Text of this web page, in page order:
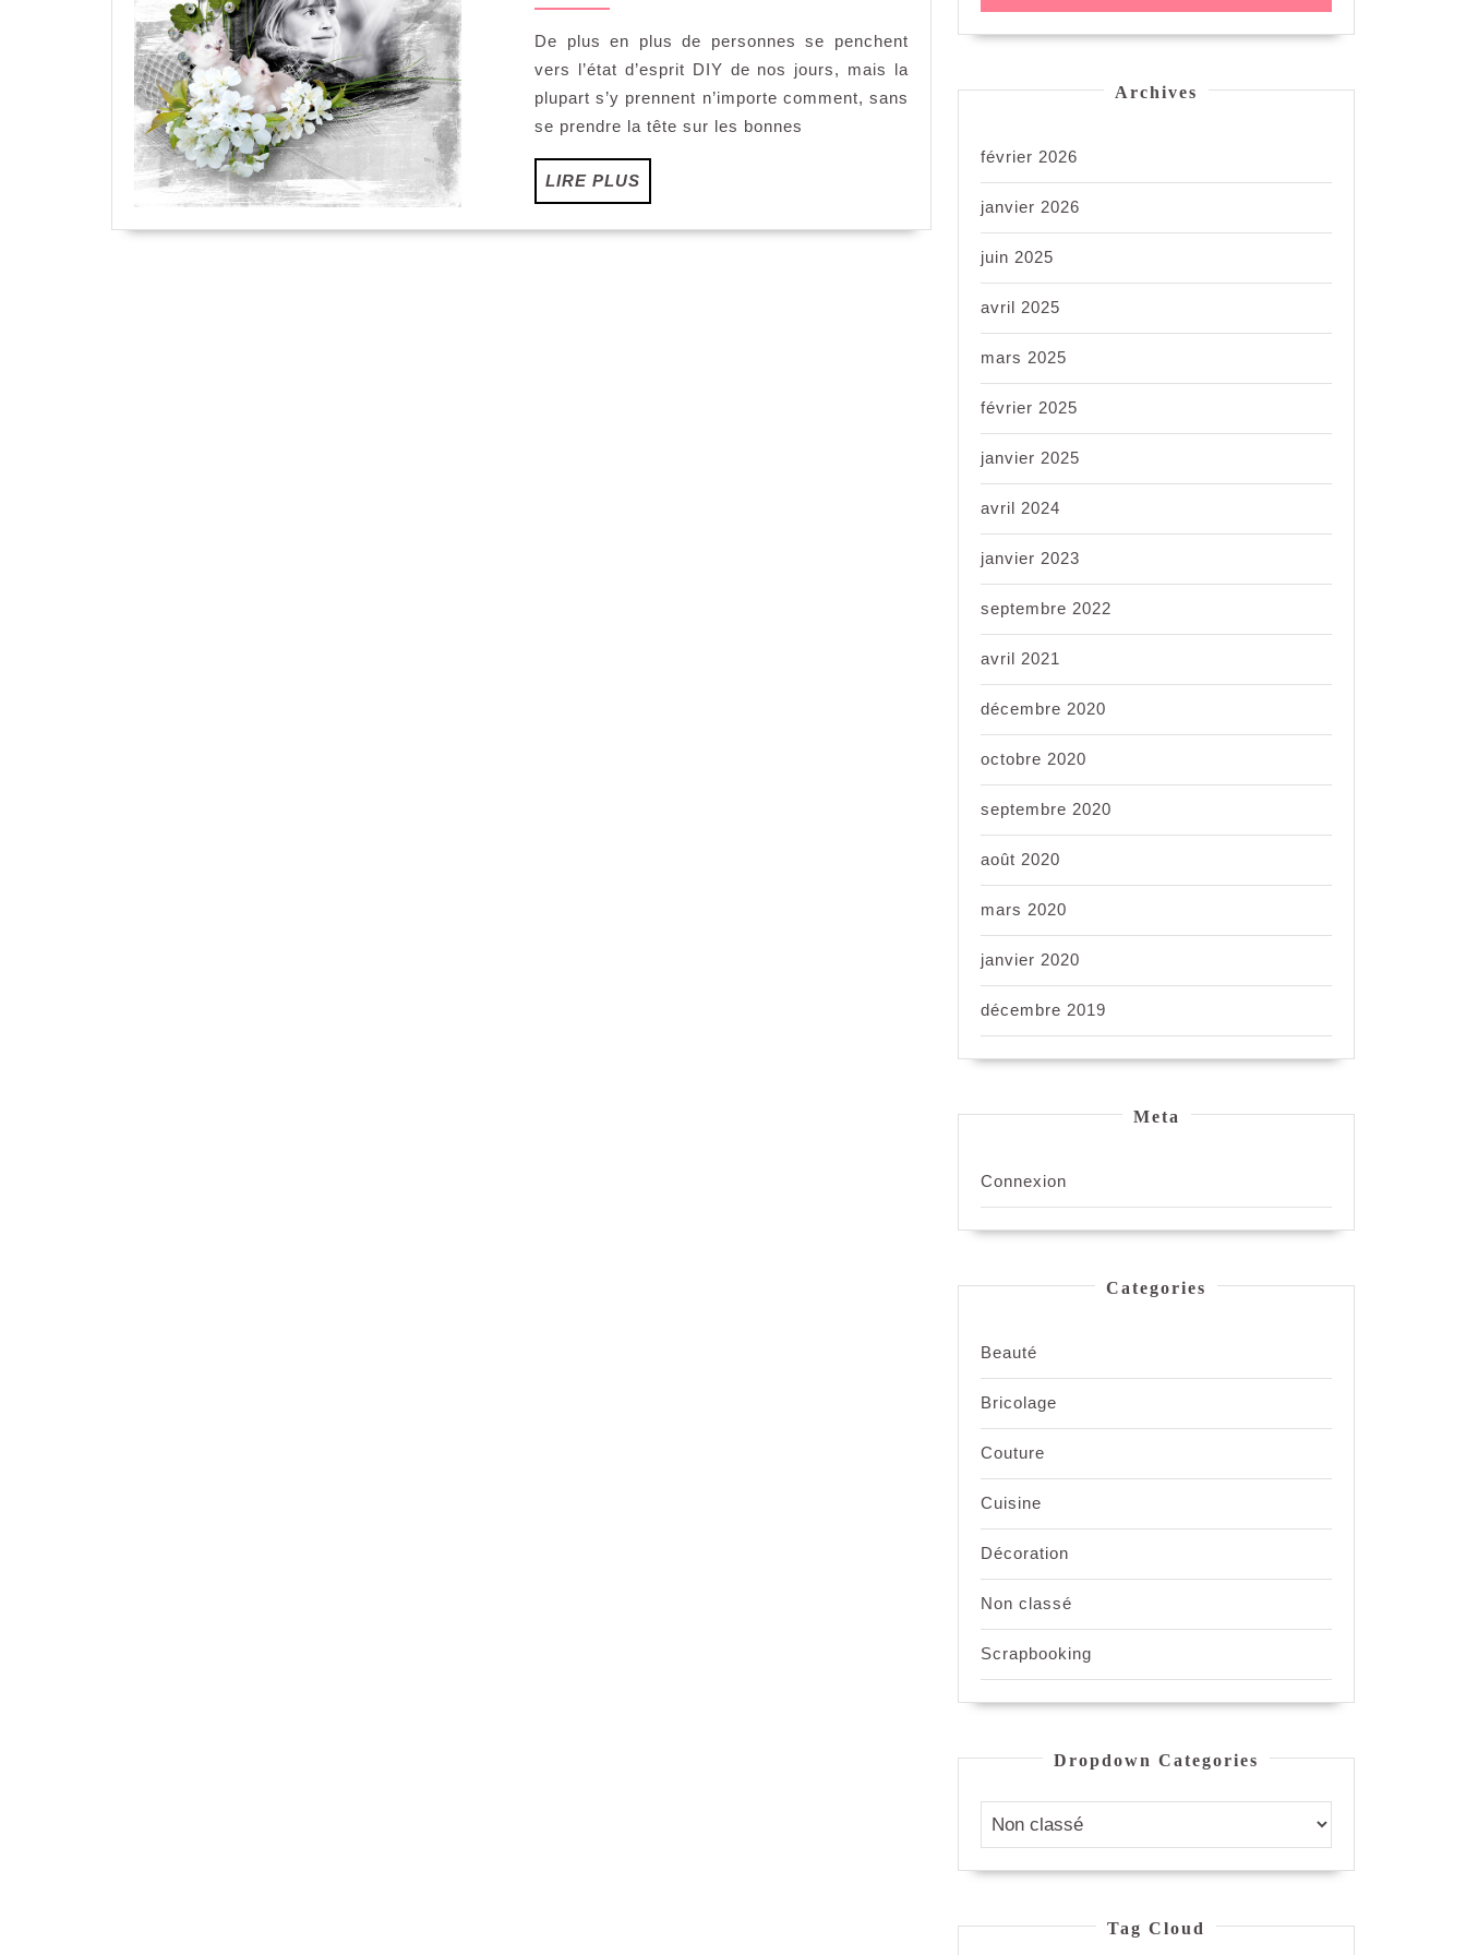
à
la
perfection
De plus en plus de personnes se penchent
vers l’état d’esprit DIY de nos jours, mais la
plupart s’y prennent n’importe comment, sans
se prendre la tête sur les bonnes
LIRE PLUS
PLUS
Archives
février 2026
janvier 2026
juin 2025
avril 2025
mars 2025
février 2025
janvier 2025
avril 2024
janvier 2023
septembre 2022
avril 2021
décembre 2020
octobre 2020
septembre 2020
août 2020
mars 2020
janvier 2020
décembre 2019
Meta
Connexion
Categories
Beauté
Bricolage
Couture
Cuisine
Décoration
Non classé
Scrapbooking
Dropdown Categories
Tag Cloud